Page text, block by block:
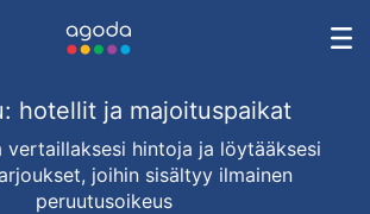
hotellit ja majoituspaikat
vertaillaksesi hintoja ja löytääksesi
joihin sisältyy ilmainen
peruutusoikeus